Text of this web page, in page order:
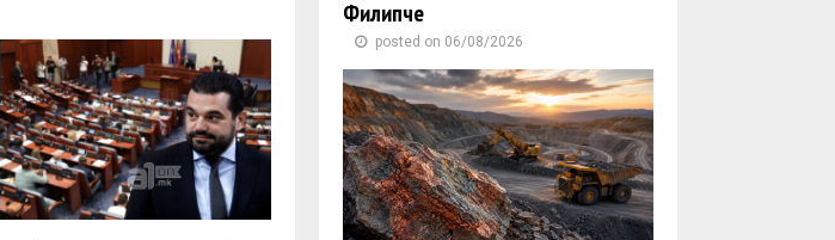
Филипче
posted on 06/08/2026